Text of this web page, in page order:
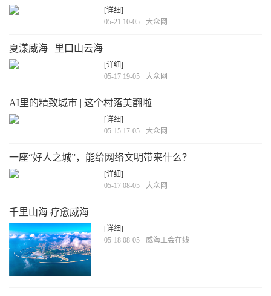
[详细]
05-21 10-05
大众网
夏漾威海 | 里口山云海
[详细]
05-17 19-05
大众网
AI里的精致城市 | 这个村落美翻啦
[详细]
05-15 17-05
大众网
一座“好人之城”，能给网络文明带来什么？
[详细]
05-17 08-05
大众网
千里山海 疗愈威海
[详细]
05-18 08-05
威海工会在线